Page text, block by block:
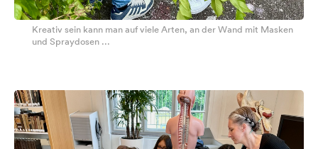
Kreativ sein kann man auf viele Arten, an der Wand mit Masken
und Spraydosen ...